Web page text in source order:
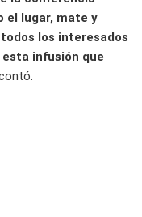
el lugar, mate y
los interesados
infusión que